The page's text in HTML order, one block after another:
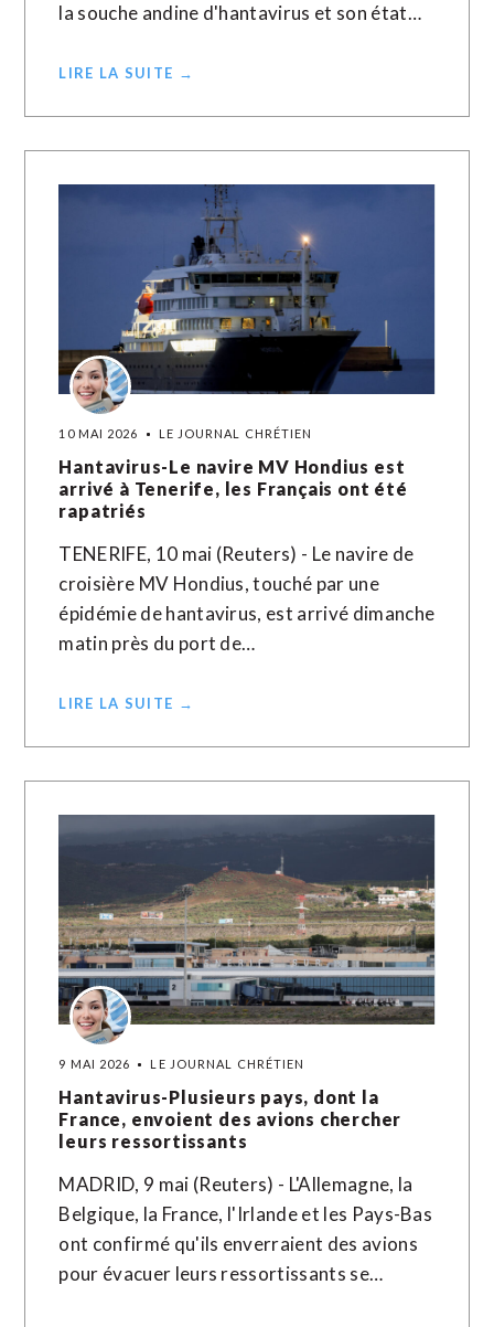
la souche andine d'hantavirus et son état…
LIRE LA SUITE →
10 MAI 2026 LE JOURNAL CHRÉTIEN
Hantavirus-Le navire MV Hondius est
arrivé à Tenerife, les Français ont été
rapatriés
TENERIFE, 10 mai (Reuters) - Le navire de
croisière MV Hondius, touché par une
épidémie de hantavirus, est arrivé dimanche
matin près du port de…
LIRE LA SUITE →
9 MAI 2026 LE JOURNAL CHRÉTIEN
Hantavirus-Plusieurs pays, dont la
France, envoient des avions chercher
leurs ressortissants
MADRID, 9 mai (Reuters) - L'Allemagne, la
Belgique, la France, l'Irlande et les Pays-Bas
ont confirmé qu'ils enverraient des avions
pour évacuer leurs ressortissants se…